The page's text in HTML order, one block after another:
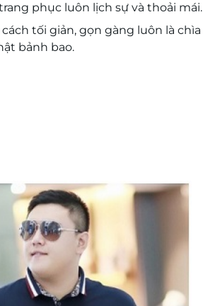
phục luôn lịch sự và thoải mái.
tối giản, gọn gàng luôn là chìa
bảnh bao.